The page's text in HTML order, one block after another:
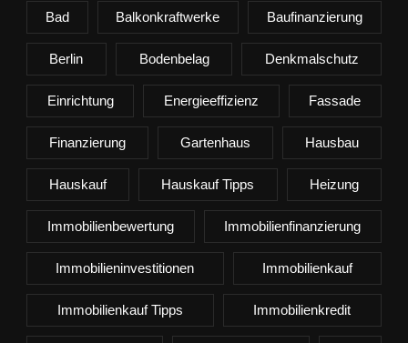
Bad Balkonkraftwerke Baufinanzierung
Berlin Bodenbelag Denkmalschutz
Einrichtung Energieeffizienz Fassade
Finanzierung Gartenhaus Hausbau
Hauskauf Hauskauf Tipps Heizung
Immobilienbewertung Immobilienfinanzierung
Immobilieninvestitionen Immobilienkauf
Immobilienkauf Tipps Immobilienkredit